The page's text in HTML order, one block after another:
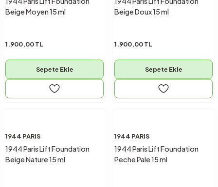
Beige Moyen 15 ml
1.900,00 TL
Sepete Ekle
Beige Doux 15 ml
1.900,00 TL
Sepete Ekle
1944 PARIS
1944 Paris Lift Foundation
Beige Nature 15 ml
1944 PARIS
1944 Paris Lift Foundation
Peche Pale 15 ml